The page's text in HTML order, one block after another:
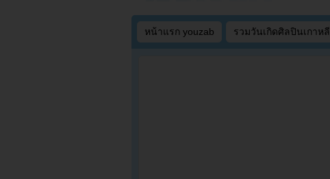
หน้าแรก youzab รวมวันเกิดศิลปินเกาหลี